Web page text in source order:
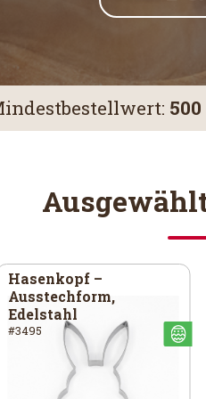
Hasenkopf –
Ausstechform,
Edelstahl
#3495